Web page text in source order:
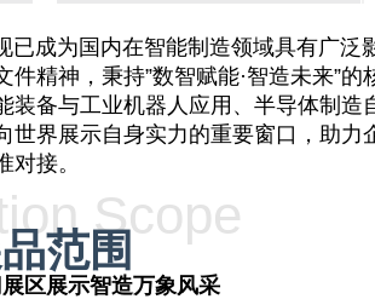
成为国内在智能制造领域具有广泛
精神，秉持”数智赋能·智造未来”的
备与工业机器人应用、半导体制造
界展示自身实力的重要窗口，助力
接。
Scope
范围
展示智造万象风采